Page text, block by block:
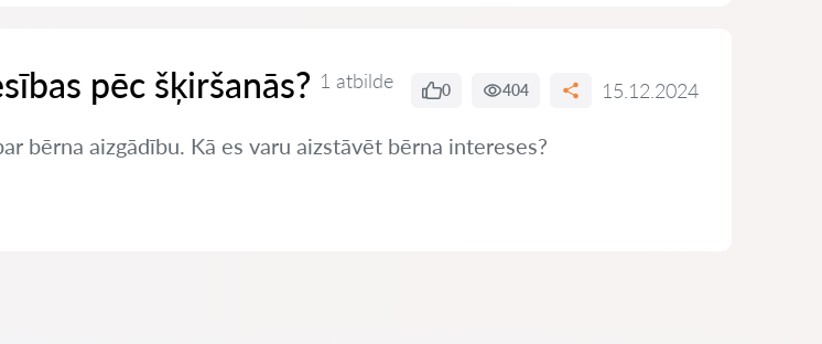
pēc šķiršanās? 1 atbilde 0 404 15.12.2024
bērna aizgādību. Kā es varu aizstāvēt bērna intereses?